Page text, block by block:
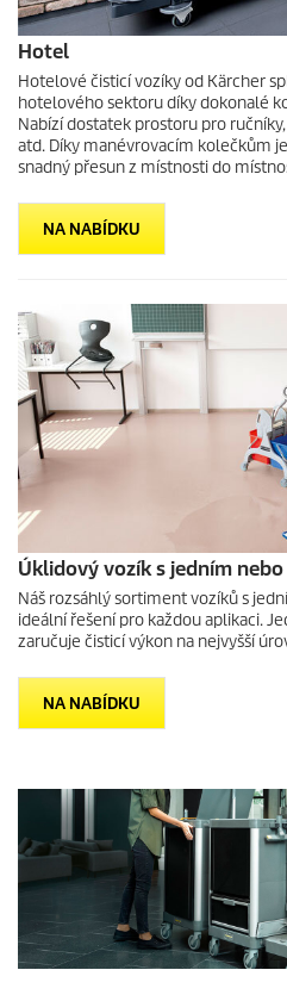
Hotel
Hotelové čisticí vozíky od Kärcher
hotelového sektoru díky dokonalé
Nabízí dostatek prostoru pro
atd. Díky manévrovacím kolečkům
snadný přesun z místnosti do
NA NABÍDKU
Úklidový vozík s jedním
Náš rozsáhlý sortiment vozíků s
ideální řešení pro každou aplikaci.
zaručuje čisticí výkon na nejvyšší
NA NABÍDKU